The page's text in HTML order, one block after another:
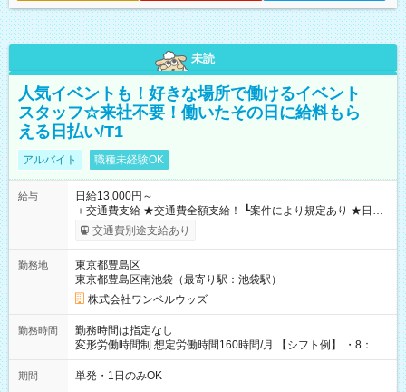
未読
人気イベントも！好きな場所で働けるイベント
スタッフ☆来社不要！働いたその日に給料もら
える日払い/T1
アルバイト 職種未経験OK
給与
日給13,000円～
＋交通費支給 ★交通費全額支給！ ┗案件により規定あり ★日払
いOK！（規定あり） ┗働いたその日に現金GET♪ お仕事後はコ
ンビニATMから 日払い分を引き落とせます！ 【試用期間】試
交通費別途支給あり
勤務地
東京都豊島区
東京都豊島区南池袋（最寄り駅：池袋駅）
株式会社ワンベルウッズ
勤務時間
勤務時間は指定なし
変形労働時間制 想定労働時間160時間/月 【シフト例】 ・8：00
～21：00
期間 単発・1日のみOK